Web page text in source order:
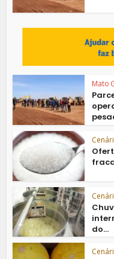
Mato
do...